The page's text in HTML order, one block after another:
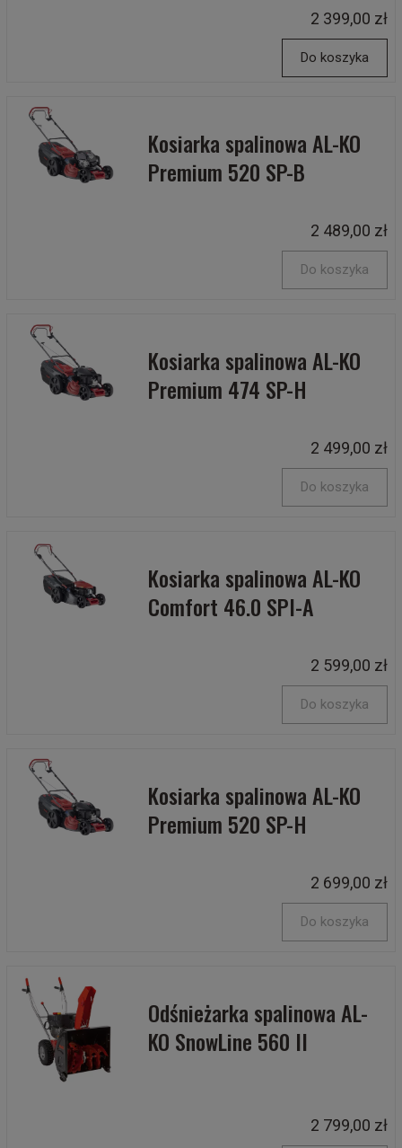
2 399,00 zł
Do koszyka
Kosiarka spalinowa AL-KO
Premium 520 SP-B
2 489,00 zł
Do koszyka
Kosiarka spalinowa AL-KO
Premium 474 SP-H
2 499,00 zł
Do koszyka
Kosiarka spalinowa AL-KO
Comfort 46.0 SPI-A
2 599,00 zł
Do koszyka
Kosiarka spalinowa AL-KO
Premium 520 SP-H
2 699,00 zł
Do koszyka
Odśnieżarka spalinowa AL-
KO SnowLine 560 II
2 799,00 zł